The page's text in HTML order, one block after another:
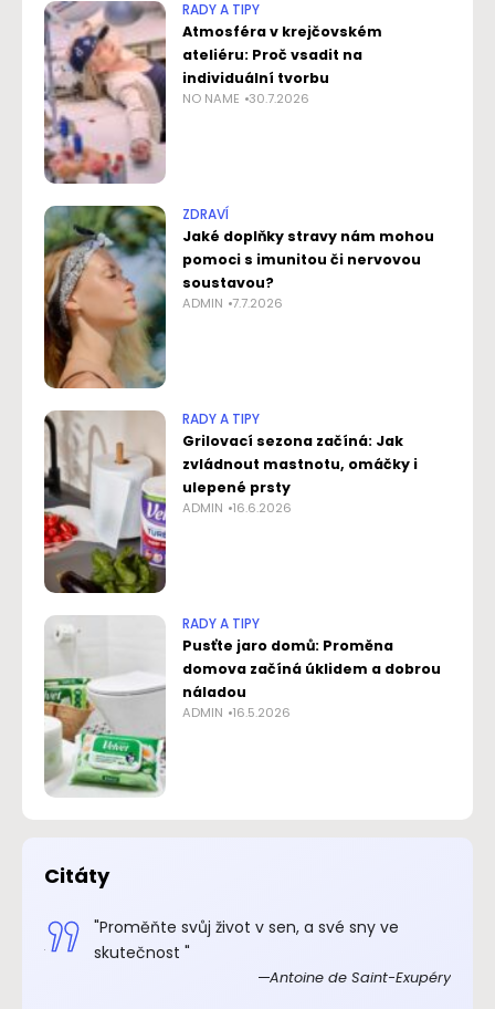
RADY A TIPY
Atmosféra v krejčovském
ateliéru: Proč vsadit na
individuální tvorbu
NO NAME 30.7.2026
ZDRAVÍ
Jaké doplňky stravy nám mohou
pomoci s imunitou či nervovou
soustavou?
ADMIN 7.7.2026
RADY A TIPY
Grilovací sezona začíná: Jak
zvládnout mastnotu, omáčky i
ulepené prsty
ADMIN 16.6.2026
RADY A TIPY
Pusťte jaro domů: Proměna
domova začíná úklidem a dobrou
náladou
ADMIN 16.5.2026
Citáty
"Proměňte svůj život v sen, a své sny ve
skutečnost "
Antoine de Saint-Exupéry